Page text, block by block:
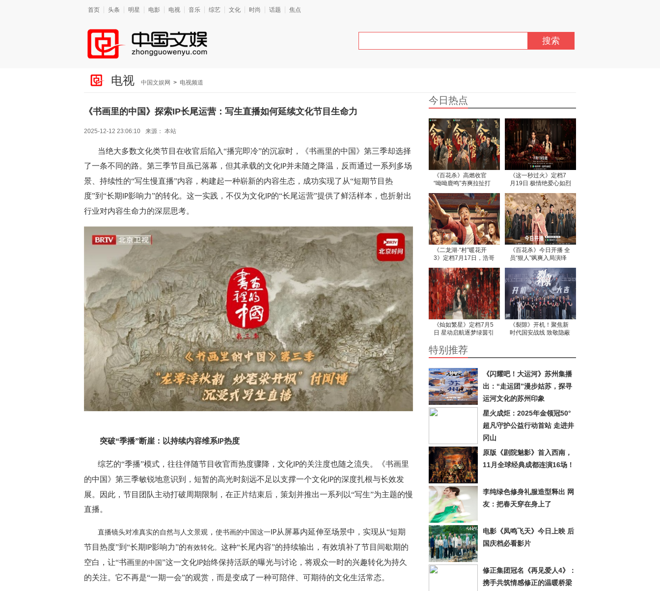
首页 头条 明星 电影 电视 音乐 综艺 文化 时尚 话题 焦点
搜索
电视 中国文娱网 > 电视频道
《书画里的中国》探索IP长尾运营：写生直播如何延续文化节目生命力
2025-12-12 23:06:10 来源： 本站
当绝大多数文化类节目在收官后陷入“播完即冷”的沉寂时，《书画里的中国》第三季却选择
了一条不同的路。第三季节目虽已落幕，但其承载的文化 IP并未随之降温，反而通过一系列多场
景、持续性的“写生慢直播”内容，构建起一种崭新的内容生态，成功实现了从“短期节目热
度”到“长期 IP影响力”的转化。这一实践，不仅为文化 IP的“长尾运营”提供了鲜活样本，也折射出
行业对内容生命力的深层思考。
突破“季播”断崖：以持续内容维系IP热度
综艺的“季播”模式，往往伴随节目收官而热度骤降，文化 IP的关注度也随之流失。《书画里
的中国》第三季敏锐地意识到，短暂的高光时刻远不足以支撑一个文化 IP的深度扎根与长效发
展。因此，节目团队主动打破周期限制，在正片结束后，策划并推出一系列以“写生”为主题的慢
直播。
直播镜头对准真实的自然与人文景观 ， 使书画的中国这一 IP从屏幕内延伸至场景中，实现从“短期
节目热度”到“长期 IP影响力”的有效转化。 这种“长尾内容”的持续输出，有效填补了节目间歇期的
空白，让“书画里的中国 ”这一文化 IP始终保持活跃的曝光与讨论，将观众一时的兴趣转化为持久
的关注。它不再是“一期一会”的观赏，而是变成了一种可陪伴、可期待的文化生活常态。
今日热点
《百花杀》高燃收官
“呦呦鹿鸣”夯爽拉扯打
《这一秒过火》定档7
月19日 极情绝爱心如烈
《二龙湖·“村”暖花开
3》定档7月17日，浩哥
《百花杀》今日开播 全
员“狠人”飒爽入局演绎
《灿如繁星》定档7月5
日 星动启航逐梦绿茵引
《裂隙》开机！聚焦新
时代国安战线 致敬隐蔽
特别推荐
《闪耀吧！大运河》苏州集播
出：“走运团”漫步姑苏，探寻
运河文化的苏州印象
星火成炬：2025年金领冠50°
超凡守护公益行动首站 走进井
冈山
原版《剧院魅影》首入西南，
11月全球经典成都连演16场！
李纯绿色修身礼服造型释出 网
友：把春天穿在身上了
电影《凤鸣飞天》今日上映 后
国庆档必看影片
修正集团冠名《再见爱人4》：
携手共筑情感修正的温暖桥梁